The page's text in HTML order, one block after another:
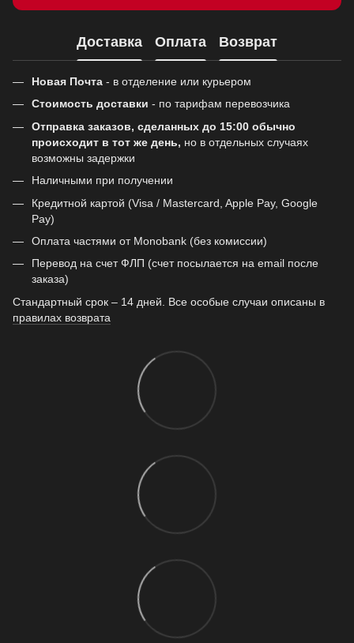
Доставка Оплата Возврат
Новая Почта - в отделение или курьером
Стоимость доставки - по тарифам перевозчика
Отправка заказов, сделанных до 15:00 обычно
происходит в тот же день, но в отдельных случаях
возможны задержки
Наличными при получении
Кредитной картой (Visa / Mastercard, Apple Pay, Google
Pay)
Оплата частями от Monobank (без комиссии)
Перевод на счет ФЛП (счет посылается на email после
заказа)
Стандартный срок – 14 дней. Все особые случаи описаны в
правилах возврата